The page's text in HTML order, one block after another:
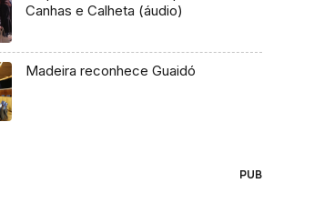
Canhas e Calheta (áudio)
Madeira reconhece Guaidó
PUB